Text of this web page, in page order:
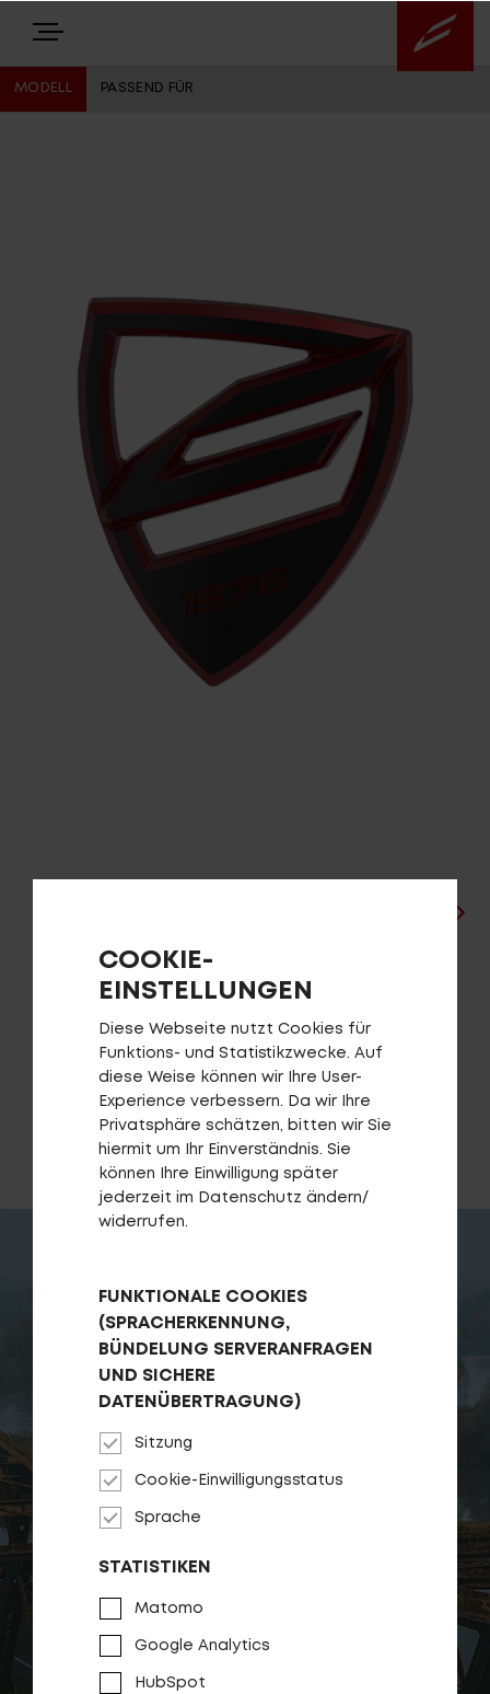
EQUIPMENT
Highlights
Über uns
Service
Stories
Wir sind Qualität
Fragen - Antworten / FAQ
Finde die richtige Rahmengröße
de-DE
HÄNDLERSUCHE
MODELL PASSEND FÜR
Steuerrohrplakete CENTURION
HÄNDLERSUCHE
COOKIE-
EINSTELLUNGEN
Diese Webseite nutzt Cookies für
Funktions- und Statistikzwecke. Auf
diese Weise können wir Ihre User-
Experience verbessern. Da wir Ihre
Privatsphäre schätzen, bitten wir Sie
hiermit um Ihr Einverständnis. Sie
können Ihre Einwilligung später
jederzeit im Datenschutz ändern/
widerrufen.
FUNKTIONALE COOKIES
(SPRACHERKENNUNG,
BÜNDELUNG SERVERANFRAGEN
UND SICHERE
DATENÜBERTRAGUNG)
Sitzung
Cookie-Einwilligungsstatus
Sprache
STATISTIKEN
Matomo
Google Analytics
HubSpot